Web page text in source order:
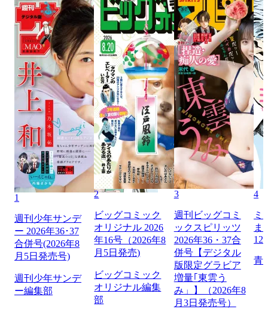
1
週刊少年サンデ
ー 2026年36･37
合併号(2026年8
月5日発売号)
週刊少年サンデ
ー編集部
2
ビッグコミック
オリジナル 2026
年16号（2026年8
月5日発売)
ビッグコミック
オリジナル編集
部
3
週刊ビッグコミ
ックスピリッツ
2026年36・37合
併号【デジタル
版限定グラビア
増量｢東雲う
み」】（2026年8
月3日発売号）
4
ミ
ま
129
青